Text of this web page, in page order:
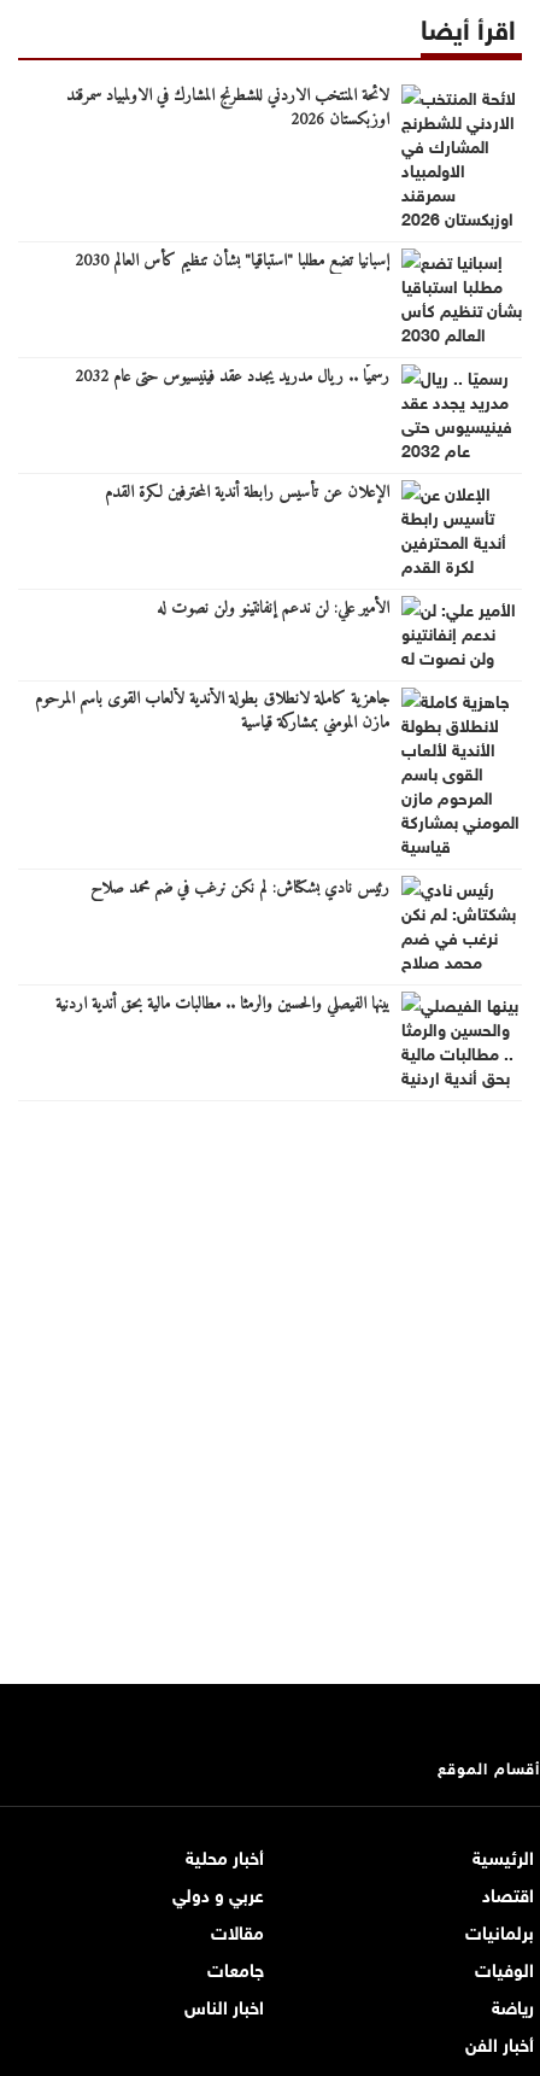
اقرأ أيضا
لائحة المنتخب الاردني للشطرنج المشارك في الاولمبياد سمرقند
اوزبكستان 2026
إسبانيا تضع مطلبا "استباقيا" بشأن تنظيم كأس العالم 2030
رسميًا .. ريال مدريد يجدد عقد فينيسيوس حتى عام 2032
الإعلان عن تأسيس رابطة أندية المحترفين لكرة القدم
الأمير علي: لن ندعم إنفانتينو ولن نصوت له
جاهزية كاملة لانطلاق بطولة الأندية لألعاب القوى باسم المرحوم
مازن المومني بمشاركة قياسية
رئيس نادي بشكتاش: لم نكن نرغب في ضم محمد صلاح
بينها الفيصلي والحسين والرمثا .. مطالبات مالية بحق أندية اردنية
أقسام الموقع
الرئيسية
أخبار محلية
اقتصاد
عربي و دولي
برلمانيات
مقالات
الوفيات
جامعات
رياضة
اخبار الناس
أخبار الفن